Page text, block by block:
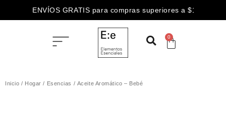
ENVÍOS GRATIS para compras superiores a $100.000
0
Inicio / Hogar / Esencias / Aceite Aromático – Bebé